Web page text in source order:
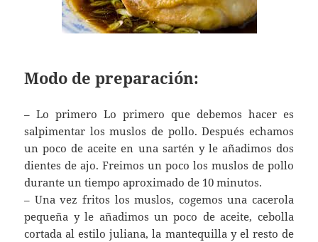
Modo de preparación:
– Lo primero Lo primero que debemos hacer es
salpimentar los muslos de pollo. Después echamos
un poco de aceite en una sartén y le añadimos dos
dientes de ajo. Freimos un poco los muslos de pollo
durante un tiempo aproximado de 10 minutos.
– Una vez fritos los muslos, cogemos una cacerola
pequeña y le añadimos un poco de aceite, cebolla
cortada al estilo juliana, la mantequilla y el resto de